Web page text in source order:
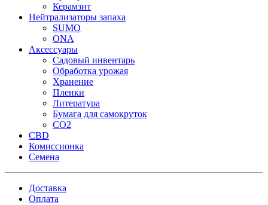
Керамзит
Нейтрализаторы запаха
SUMO
ONA
Аксессуары
Садовый инвентарь
Обработка урожая
Хранение
Пленки
Литература
Бумага для самокруток
CO2
CBD
Комисcионка
Семена
Доставка
Оплата